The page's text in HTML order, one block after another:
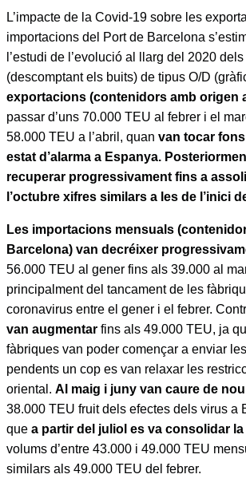
L’impacte de la Covid-19 sobre les
importacions del Port de Barcelona
l’estudi de l’evolució al llarg del 2020
(descomptant els buits) de tipus O/D
exportacions (contenidors amb origen
passar d’uns 70.000 TEU al febrer i el
58.000 TEU a l’abril, quan van tocar
estat d’alarma a Espanya.
recuperar progressivament fins a
l’octubre xifres similars a les de l’inici
Les importacions mensuals
Barcelona) van decréixer
56.000 TEU al gener fins als 39.000 al
principalment del tancament de les
coronavirus entre el gener i el febrer.
van augmentar fins als 49.000 TEU, ja
fàbriques van poder començar a enviar
pendents un cop es van relaxar les
oriental. Al maig i juny van caure de nou
38.000 TEU fruit dels efectes dels virus a
que a partir del juliol es va consolidar
volums d’entre 43.000 i 49.000 TEU
similars als 49.000 TEU del febrer.